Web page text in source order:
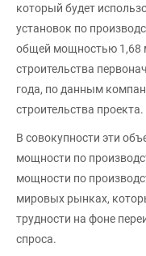
который будет
установок по
общей мощностью 1,68
строительства
года, по данным
строительства проекта.
В совокупности эти
мощности по
мощности по
мировых рынках,
трудности на фоне
спроса.